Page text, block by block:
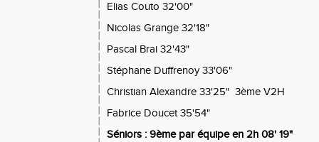
Elias Couto 32'00"
Nicolas Grange 32'18"
Pascal Brai 32'43"
Stéphane Duffrenoy 33'06"
Christian Alexandre 33'25" 3ème V2H
Fabrice Doucet 35'54"
Séniors : 9ème par équipe en 2h 08' 19"